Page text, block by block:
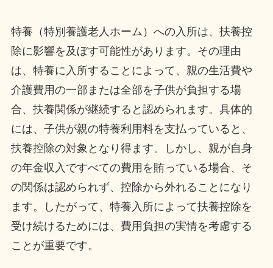
特養（特別養護老人ホーム）への入所は、扶養控
除に影響を及ぼす可能性があります。その理由
は、特養に入所することによって、親の生活費や
介護費用の一部または全部を子供が負担する場
合、扶養関係が継続すると認められます。具体的
には、子供が親の特養利用料を支払っていると、
扶養控除の対象となり得ます。しかし、親が自身
の年金収入ですべての費用を賄っている場合、そ
の関係は認められず、控除から外れることになり
ます。したがって、特養入所によって扶養控除を
受け続けるためには、費用負担の実情を考慮する
ことが重要です。